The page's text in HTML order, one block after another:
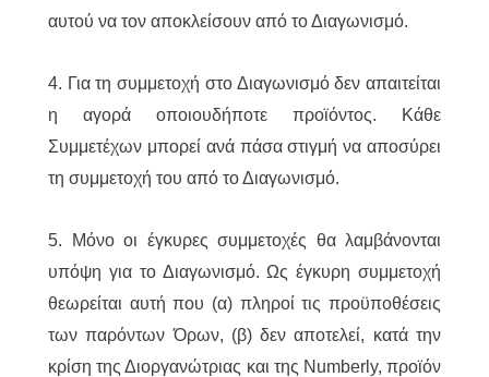
αυτού να τον αποκλείσουν από το Διαγωνισμό.
4. Για τη συμμετοχή στο Διαγωνισμό δεν απαιτείται
η αγορά οποιουδήποτε προϊόντος. Κάθε
Συμμετέχων μπορεί ανά πάσα στιγμή να αποσύρει
τη συμμετοχή του από το Διαγωνισμό.
5. Μόνο οι έγκυρες συμμετοχές θα λαμβάνονται
υπόψη για το Διαγωνισμό. Ως έγκυρη συμμετοχή
θεωρείται αυτή που (α) πληροί τις προϋποθέσεις
των παρόντων Όρων, (β) δεν αποτελεί, κατά την
κρίση της Διοργανώτριας και της Numberly, προϊόν